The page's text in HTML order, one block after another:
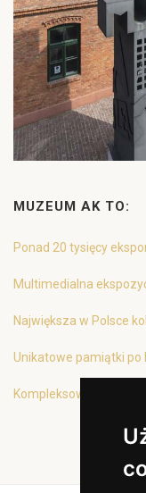
MUZEUM AK TO:
Ponad 20 tysięcy
Multimedialna
Największa w Polsce
Unikatowe pamiątki po
Kompleksowa oferta